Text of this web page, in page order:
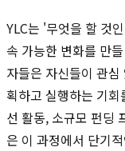
YLC는 '무엇을 할 것
속 가능한 변화를 만
자들은 자신들이 관
획하고 실행하는 기
선 활동, 소규모 펀딩
은 이 과정에서 단기